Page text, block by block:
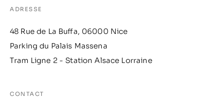
ADRESSE
48 Rue de La Buffa, 06000 Nice
Parking du Palais Massena
Tram Ligne 2 - Station Alsace Lorraine
CONTACT